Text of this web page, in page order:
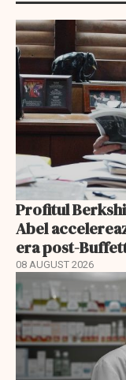
Profitul
Abel
era post-
08 AUGUST 2026